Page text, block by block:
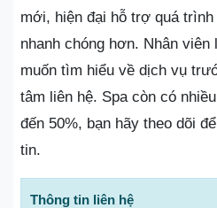
mới, hiện đại hỗ trợ quá
nhanh chóng hơn. Nhân
muốn tìm hiểu về dịch vụ
tâm liên hệ. Spa còn có
đến 50%, bạn hãy theo dõi
tin.
Thông tin liên hệ